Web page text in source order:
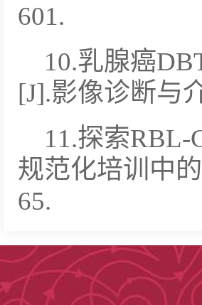
601.
10.乳腺癌
[J].影像诊断与
11.探索
规范化培训中
65.